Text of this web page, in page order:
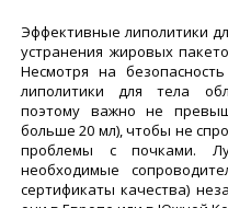
Эффективные липолитики
устранения жировых
Несмотря на
липолитики для тела
поэтому важно не
больше 20 мл), чтобы не
проблемы с почками.
необходимые
сертификаты качества)